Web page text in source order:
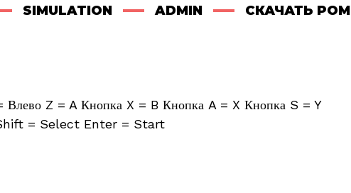
SIMULATION ADMIN СКАЧАТЬ РОМ
Z = A Кнопка X = B Кнопка A = X Кнопка S = Y
= Select Enter = Start